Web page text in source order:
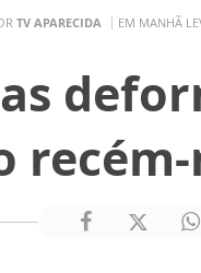
TV APARECIDA EM MANHÃ